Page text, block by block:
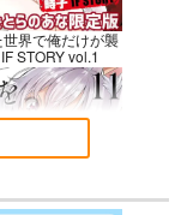
899円（税込）
オリジナル しずく
界で俺だけが襲
STORY vol.1
フを〈願望〉 11